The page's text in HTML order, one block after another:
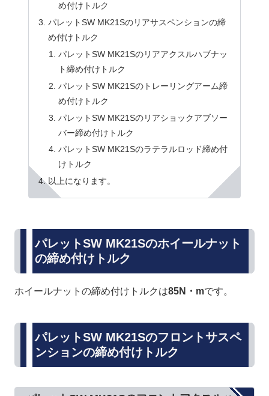
め付けトルク
パレットSW MK21Sのリアサスペンションの締
め付けトルク
パレットSW MK21Sのリアアクスルハブナッ
ト締め付けトルク
パレットSW MK21Sのトレーリングアーム締
め付けトルク
パレットSW MK21Sのリアショックアブソー
バー締め付けトルク
パレットSW MK21Sのラテラルロッド締め付
けトルク
以上になります。
パレットSW MK21Sのホイールナット
の締め付けトルク
ホイールナットの締め付けトルクは85N・mです。
パレットSW MK21Sのフロントサスペ
ンションの締め付けトルク